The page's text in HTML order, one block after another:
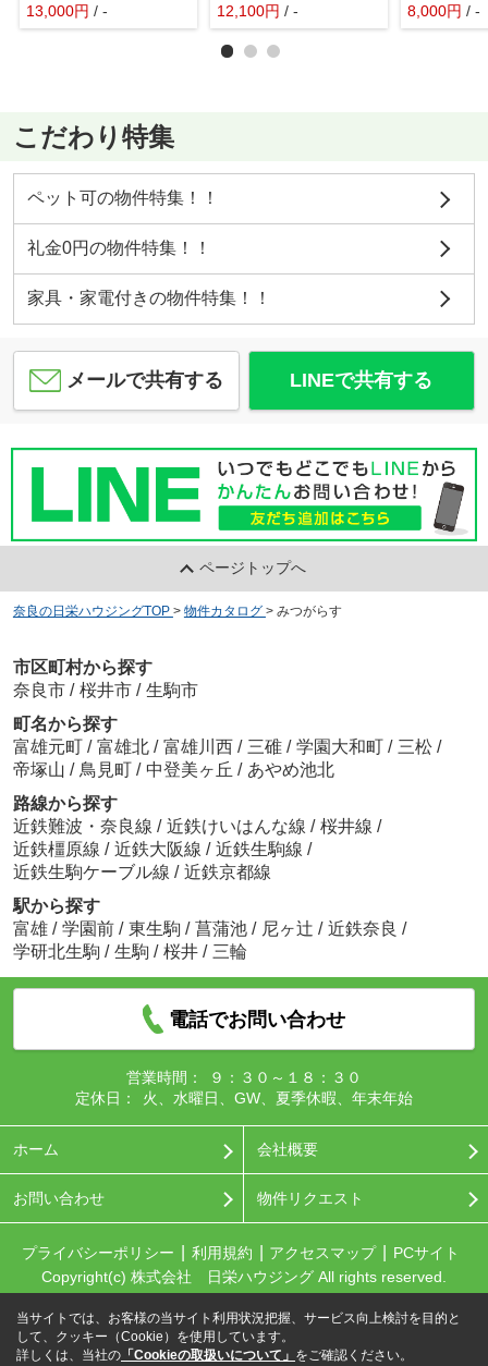
13,000円 / -
12,100円 / -
8,000円 / -
こだわり特集
ペット可の物件特集！！
礼金0円の物件特集！！
家具・家電付きの物件特集！！
メールで共有する LINEで共有する
ページトップへ
奈良の日栄ハウジングTOP > 物件カタログ > みつがらす
市区町村から探す
奈良市 / 桜井市 / 生駒市
町名から探す
富雄元町 / 富雄北 / 富雄川西 / 三碓 / 学園大和町 / 三松 /
帝塚山 / 鳥見町 / 中登美ヶ丘 / あやめ池北
路線から探す
近鉄難波・奈良線 / 近鉄けいはんな線 / 桜井線 /
近鉄橿原線 / 近鉄大阪線 / 近鉄生駒線 /
近鉄生駒ケーブル線 / 近鉄京都線
駅から探す
富雄 / 学園前 / 東生駒 / 菖蒲池 / 尼ヶ辻 / 近鉄奈良 /
学研北生駒 / 生駒 / 桜井 / 三輪
電話でお問い合わせ
営業時間：
９：３０～１８：３０
定休日：
火、水曜日、GW、夏季休暇、年末年始
ホーム 会社概要
お問い合わせ 物件リクエスト
プライバシーポリシー 利用規約 アクセスマップ
PCサイト
Copyright(c) 株式会社 日栄ハウジング All rights reserved.
当サイトでは、お客様の当サイト利用状況把握、サービス向上検討を目的と
して、クッキー（Cookie）を使用しています。
詳しくは、当社の 「Cookieの取扱いについて」 をご確認ください。